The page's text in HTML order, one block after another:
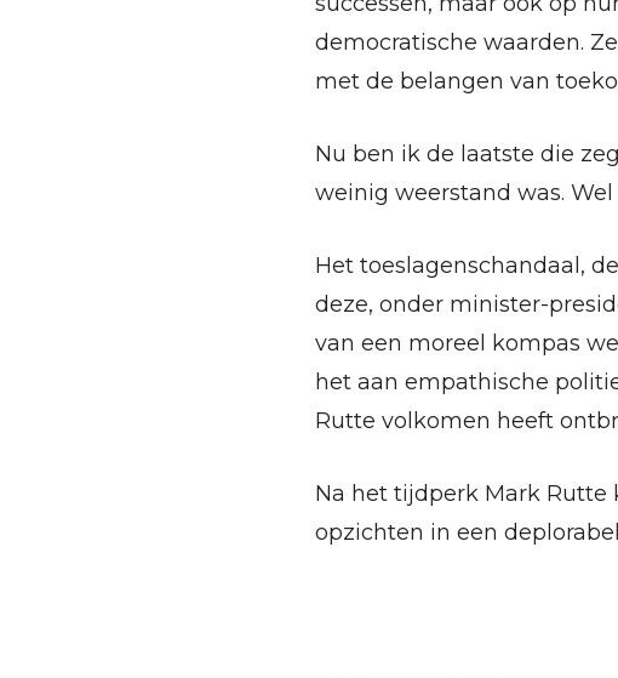
democratische waarden.
met de belangen van
Nu ben ik de laatste die
weinig weerstand was.
Het toeslagenschandaal,
deze, onder minister-
van een moreel kompas
het aan empathische
Rutte volkomen heeft
Na het tijdperk Mark Rutte
opzichten in een